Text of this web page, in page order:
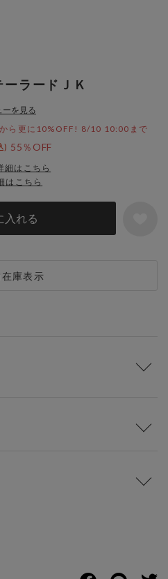
ラードＪＫ
ーを見る
ら更に10%OFF! 8/10 10:00まで
55％OFF
細はこちら
入れる
在庫表示
はこちら